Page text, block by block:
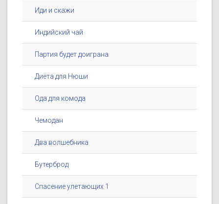
Иди и скажи
Индийский чай
Партия будет доиграна
Диета для Нюши
Ода для комода
Чемодан
Два волшебника
Бутерброд
Спасение улетающих 1